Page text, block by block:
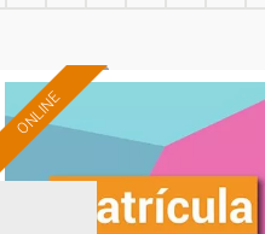
ONLINE